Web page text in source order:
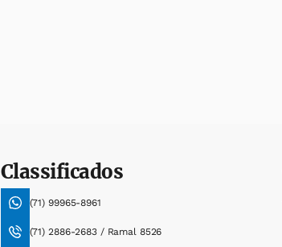
Classificados
(71) 99965-8961
(71) 2886-2683 / Ramal 8526